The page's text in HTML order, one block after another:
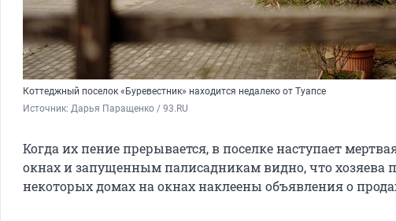
Коттеджный поселок «Буревестник» находится недалеко от Туапсе
Источник: Дарья Паращенко / 93.RU
Когда их пение прерывается, в поселке наступает
окнах и запущенным палисадникам видно, что хозяева
некоторых домах на окнах наклеены объявления о